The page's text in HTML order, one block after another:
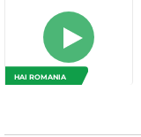
HAI ROMANIA